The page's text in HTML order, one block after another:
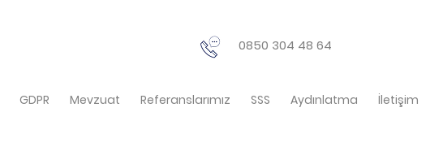
0850 304 48 64
GDPR Mevzuat Referanslarımız SSS Aydınlatma İletişim